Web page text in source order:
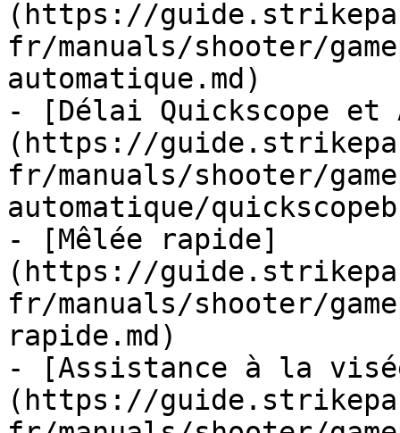
(https://
fr/manuals/shooter/
automatique.md)
- [Délai Quickscope et
(https://
fr/manuals/shooter/
automatique/
- [Mêlée rapide]
(https://
fr/manuals/shooter/
rapide.md)
- [Assistance à la
(https://